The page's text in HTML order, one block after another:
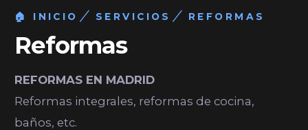
🏠 INICIO SERVICIOS REFORMAS
Reformas
REFORMAS EN MADRID
Reformas integrales, reformas de cocina,
baños, etc.